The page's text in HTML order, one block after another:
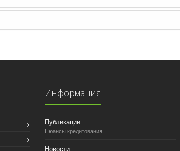
Информация
Публикации
Нюансы кредитования
Новости